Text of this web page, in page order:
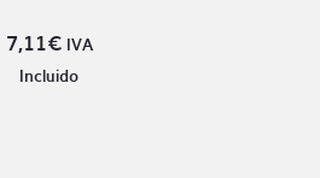
7,11€ IVA
Incluido